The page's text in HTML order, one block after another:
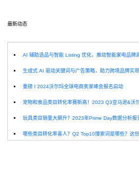
最新动态
AI 辅助选品与智能 Listing 优化，推动智能家电品牌
重磅 I 2024沃尔玛全球电商卖家峰会报名启动
玩具类目销量大飙升？2023年Prime Day数据分析报